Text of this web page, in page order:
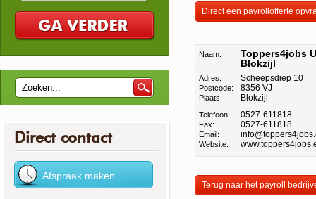
Direct een payrollofferte
Naam:
Toppers4jobs
Blokzijl
Adres: Scheepsdiep 10
Postcode: 8356 VJ
Plaats: Blokzijl
Telefoon: 0527-611818
Fax: 0527-611818
Email:
Website:
Terug naar het payroll
Direct contact